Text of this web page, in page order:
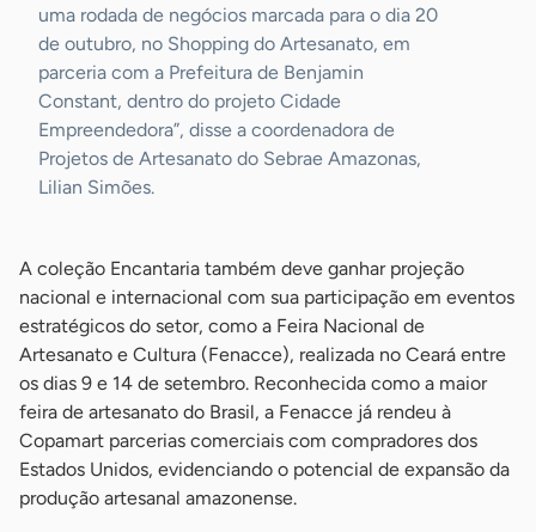
uma rodada de negócios marcada para o dia 20
de outubro, no Shopping do Artesanato, em
parceria com a Prefeitura de Benjamin
Constant, dentro do projeto Cidade
Empreendedora”, disse a coordenadora de
Projetos de Artesanato do Sebrae Amazonas,
Lilian Simões.
A coleção Encantaria também deve ganhar projeção
nacional e internacional com sua participação em eventos
estratégicos do setor, como a Feira Nacional de
Artesanato e Cultura (Fenacce), realizada no Ceará entre
os dias 9 e 14 de setembro. Reconhecida como a maior
feira de artesanato do Brasil, a Fenacce já rendeu à
Copamart parcerias comerciais com compradores dos
Estados Unidos, evidenciando o potencial de expansão da
produção artesanal amazonense.